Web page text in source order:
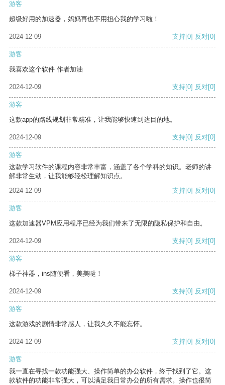
游客
超级好用的加速器，妈妈再也不用担心我的学习啦！
2024-12-09 支持[0] 反对[0]
游客
我喜欢这个软件 作者加油
2024-12-09 支持[0] 反对[0]
游客
这款app的路线规划非常精准，让我能够快速到达目的地。
2024-12-09 支持[0] 反对[0]
游客
这款学习软件的课程内容非常丰富，涵盖了各个学科的知识。老师的讲
解非常生动，让我能够轻松理解知识点。
2024-12-09
支持[0] 反对[0]
游客
这款加速器VPM应用程序已经为我们带来了无限的隐私保护和自由。
2024-12-09 支持[0] 反对[0]
游客
梯子神器，ins随便看，美美哒！
2024-12-09 支持[0] 反对[0]
游客
这款游戏的剧情非常感人，让我久久不能忘怀。
2024-12-09 支持[0] 反对[0]
游客
我一直在寻找一款功能强大、操作简单的办公软件，终于找到了它。这
款软件的功能非常强大，可以满足我日常办公的所有需求。操作也很简